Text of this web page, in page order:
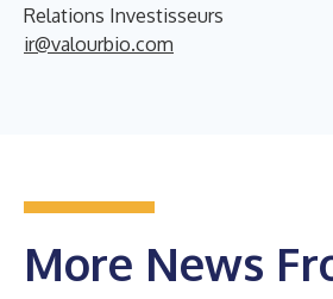
Relations Investisseurs
ir@valourbio.com
More News